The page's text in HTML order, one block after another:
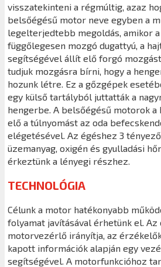
visszatekinteni a régmúltig, azaz
belsőégésű motor neve egyben a
legelterjedtebb megoldás, amikor
függőlegesen mozgó dugattyú, a
segítségével állít elő forgó
tudjuk mozgásra bírni, hogy a
hozunk létre. Ez a gőzgépek
egy külső tartályból juttatták a
hengerbe. A belsőégésű motorok
elő a túlnyomást az oda
elégetésével. Az égéshez 3
üzemanyag, oxigén és gyulladási
érkeztünk a lényegi részhez.
TECHNOLÓGIA
Célunk a motor hatékonyabb
folyamat javításával érhetünk el.
motorvezérlő irányítja, az
kapott információk alapján egy
segítségével. A motorfunkcióhoz